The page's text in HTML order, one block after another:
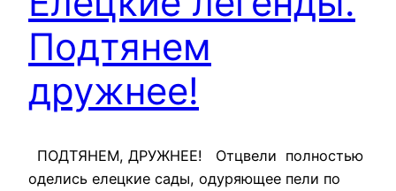
Подтянем
дружнее!
ПОДТЯНЕМ, ДРУЖНЕЕ! Отцвели полностью
оделись елецкие сады, одуряющее пели по